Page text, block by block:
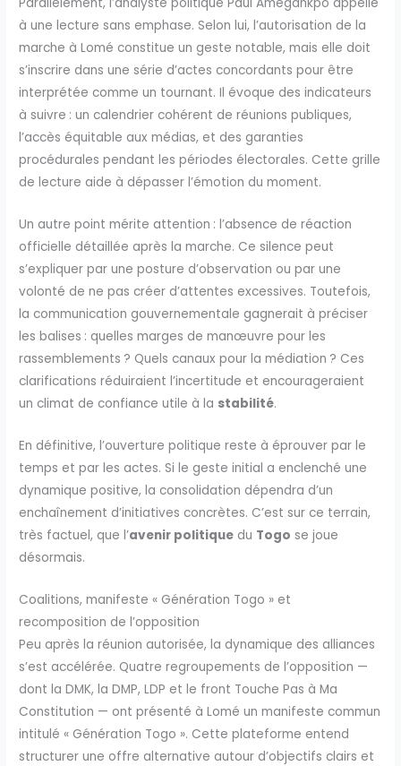
à une lecture sans emphase. Selon lui, l’autorisation de la
marche à Lomé constitue un geste notable, mais elle doit
s’inscrire dans une série d’actes concordants pour être
interprétée comme un tournant. Il évoque des indicateurs
à suivre : un calendrier cohérent de réunions publiques,
l’accès équitable aux médias, et des garanties
procédurales pendant les périodes électorales. Cette grille
de lecture aide à dépasser l’émotion du moment.
Un autre point mérite attention : l’absence de réaction
officielle détaillée après la marche. Ce silence peut
s’expliquer par une posture d’observation ou par une
volonté de ne pas créer d’attentes excessives. Toutefois,
la communication gouvernementale gagnerait à préciser
les balises : quelles marges de manœuvre pour les
rassemblements ? Quels canaux pour la médiation ? Ces
clarifications réduiraient l’incertitude et encourageraient
un climat de confiance utile à la stabilité.
En définitive, l’ouverture politique reste à éprouver par le
temps et par les actes. Si le geste initial a enclenché une
dynamique positive, la consolidation dépendra d’un
enchaînement d’initiatives concrètes. C’est sur ce terrain,
très factuel, que l’avenir politique du Togo se joue
désormais.
Coalitions, manifeste « Génération Togo » et
recomposition de l’opposition
Peu après la réunion autorisée, la dynamique des alliances
s’est accélérée. Quatre regroupements de l’opposition —
dont la DMK, la DMP, LDP et le front Touche Pas à Ma
Constitution — ont présenté à Lomé un manifeste commun
intitulé « Génération Togo ». Cette plateforme entend
structurer une offre alternative autour d’objectifs clairs et